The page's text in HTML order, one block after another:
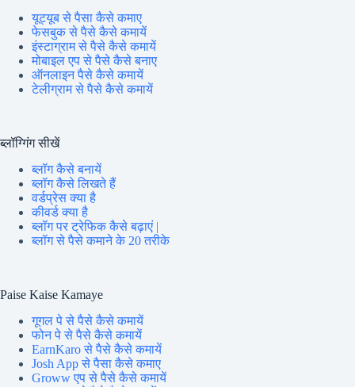
यूट्यूब से पैसा कैसे कमाए
फेसबुक से पैसे कैसे कमायें
इंस्टाग्राम से पैसे कैसे कमायें
मोबाइल एप से पैसे कैसे बनाए
ऑनलाइन पैसे कैसे कमायें
टेलीग्राम से पैसे कैसे कमायें
ब्लॉग्गिंग सीखें
ब्लॉग कैसे बनायें
ब्लॉग कैसे लिखते हैं
वर्डप्रेस क्या है
कीवर्ड क्या है
ब्लॉग पर ट्रेफिक कैसे बढ़ाएं |
ब्लॉग से पैसे कमाने के 20 तरीके
Paise Kaise Kamaye
गूगल पे से पैसे कैसे कमायें
फोन पे से पैसे कैसे कमायें
EarnKaro से पैसे कैसे कमायें
Josh App से पैसा कैसे कमाए
Groww एप से पैसे कैसे कमायें